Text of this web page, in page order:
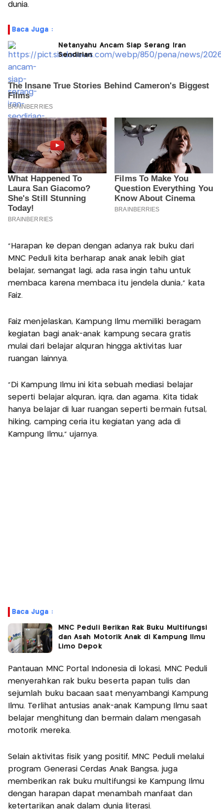
dunia.
Baca Juga :
Netanyahu Ancam Siap Serang Iran
Sendirian
"Harapan ke depan dengan adanya rak buku dari
MNC Peduli kita berharap anak anak lebih giat
belajar, semangat lagi, ada rasa ingin tahu untuk
membaca karena membaca itu jendela dunia," kata
Faiz.
Faiz menjelaskan, Kampung Ilmu memiliki beragam
kegiatan bagi anak-anak kampung secara gratis
mulai dari belajar alquran hingga aktivitas luar
ruangan lainnya.
"Di Kampung Ilmu ini kita sebuah mediasi belajar
seperti belajar alquran, iqra, dan agama. Kita tidak
hanya belajar di luar ruangan seperti bermain futsal,
hiking, camping ceria itu kegiatan yang ada di
Kampung Ilmu," ujarnya.
Baca Juga :
MNC Peduli Berikan Rak Buku Multifungsi
dan Asah Motorik Anak di Kampung Ilmu
Limo Depok
Pantauan MNC Portal Indonesia di lokasi, MNC Peduli
menyerahkan rak buku beserta papan tulis dan
sejumlah buku bacaan saat menyambangi Kampung
Ilmu. Terlihat antusias anak-anak Kampung Ilmu saat
belajar menghitung dan bermain dalam mengasah
motorik mereka.
Selain aktivitas fisik yang positif, MNC Peduli melalui
program Generasi Cerdas Anak Bangsa, juga
memberikan rak buku multifungsi ke Kampung Ilmu
dengan harapan dapat menambah manfaat dan
ketertarikan anak dalam dunia literasi.